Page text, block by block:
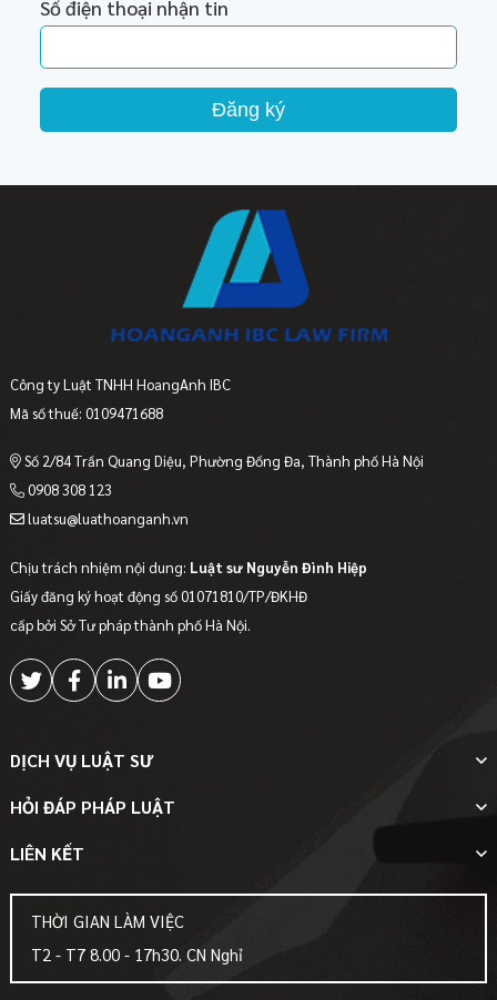
Số điện thoại nhận tin
Đăng ký
Công ty Luật TNHH HoangAnh IBC
Mã số thuế: 0109471688
Số 2/84 Trần Quang Diệu, Phường Đống Đa, Thành phố Hà Nội
0908 308 123
luatsu@luathoanganh.vn
Chịu trách nhiệm nội dung: Luật sư Nguyễn Đình Hiệp
Giấy đăng ký hoạt động số 01071810/TP/ĐKHĐ
cấp bởi Sở Tư pháp thành phố Hà Nội.
DỊCH VỤ LUẬT SƯ
HỎI ĐÁP PHÁP LUẬT
LIÊN KẾT
THỜI GIAN LÀM VIỆC
T2 - T7 8.00 - 17h30. CN Nghỉ